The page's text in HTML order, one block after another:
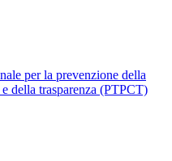
per la prevenzione della
della trasparenza (PTPCT)